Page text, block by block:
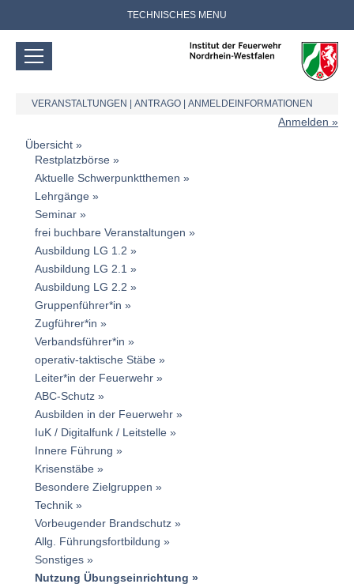
TECHNISCHES MENU
VERANSTALTUNGEN ANTRAGO ANMELDEINFORMATIONEN
Anmelden
Übersicht
Restplatzbörse
Aktuelle Schwerpunktthemen
Lehrgänge
Seminar
frei buchbare Veranstaltungen
Ausbildung LG 1.2
Ausbildung LG 2.1
Ausbildung LG 2.2
Gruppenführer*in
Zugführer*in
Verbandsführer*in
operativ-taktische Stäbe
Leiter*in der Feuerwehr
ABC-Schutz
Ausbilden in der Feuerwehr
IuK / Digitalfunk / Leitstelle
Innere Führung
Krisenstäbe
Besondere Zielgruppen
Technik
Vorbeugender Brandschutz
Allg. Führungsfortbildung
Sonstiges
Nutzung Übungseinrichtung